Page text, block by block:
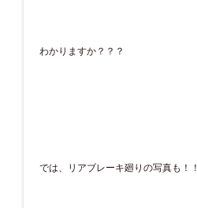
わかりますか？？？
では、リアブレーキ廻りの写真も！！